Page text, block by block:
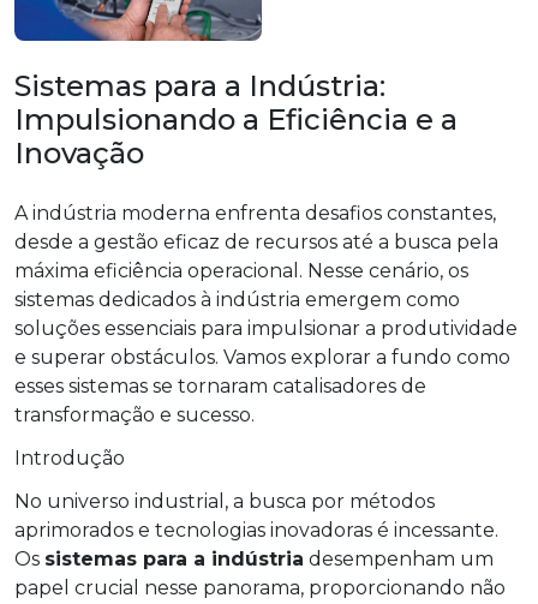
Sistemas para a Indústria:
Impulsionando a Eficiência e a
Inovação
A indústria moderna enfrenta desafios constantes,
desde a gestão eficaz de recursos até a busca pela
máxima eficiência operacional. Nesse cenário, os
sistemas dedicados à indústria emergem como
soluções essenciais para impulsionar a produtividade
e superar obstáculos. Vamos explorar a fundo como
esses sistemas se tornaram catalisadores de
transformação e sucesso.
Introdução
No universo industrial, a busca por métodos
aprimorados e tecnologias inovadoras é incessante.
Os sistemas para a indústria desempenham um
papel crucial nesse panorama, proporcionando não